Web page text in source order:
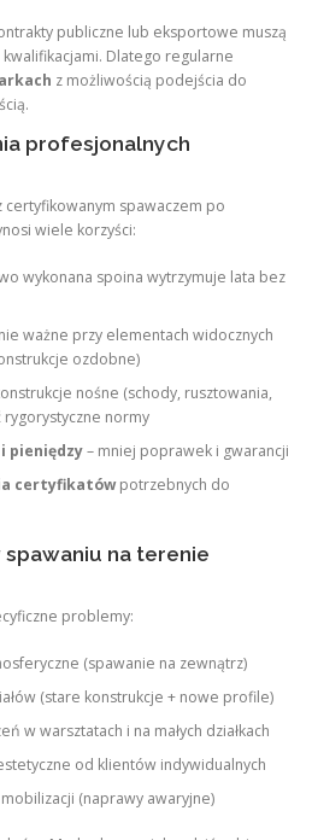
publiczne lub eksportowe muszą
Dlatego regularne
z możliwością podejścia do
profesjonalnych
spawaczem po
wiele korzyści:
wykonana spoina wytrzymuje lata bez
ważne przy elementach widocznych
ozdobne)
nośne (schody, rusztowania,
rygorystyczne normy
pieniędzy– mniej poprawek i gwarancji
certyfikatówpotrzebnych do
na terenie
problemy:
(spawanie na zewnątrz)
(stare konstrukcje + nowe profile)
w warsztatach i na małych działkach
od klientów indywidualnych
(naprawy awaryjne)